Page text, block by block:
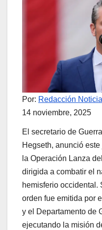
Por: Redacción
14 noviembre, 2025
El secretario de
Hegseth, anunció
la Operación Lanza
dirigida a combatir el
hemisferio occidental.
orden fue emitida por
y el Departamento de
ejecutando la misión